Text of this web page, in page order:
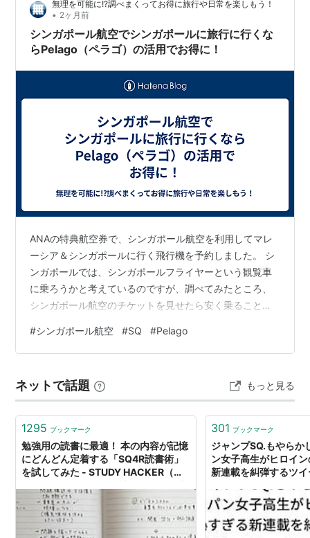
・久我壱星……山中健太
・久我壱流……山中翔太
かかわりの知能指数のこと。
Social Quotient（ソーシャル・クオシエント）社会と
のかかわりを指数にしたもの。
無理を可能に!?調べまくってお得に旅行や日常を楽しもう！
• 2ヶ月前
シンガポール航空でシンガポールに旅行に行くな
らPelago（ペラゴ）の活用でお得に！
ANAの特典航空券で、シンガポール航空を利用してマレ
ーシア＆シンガポールに行く飛行機を予約しました。 シ
ンガポールでは、シンガポールフライヤーという観覧車
に乗ろうかと考えているのですが、調べてみたところ、
シンガポール航空のチケットを見せたら安く乗ることが
どうやらPelago（ペラゴ）というアプリを活用すること
でお得にシンガポール旅行ができるのがわかりました。
回っていない（活用されていない）ようなので、ちょっ
と書いてみたいと思います。 Pelago（ペラゴ）について
Pelagoの特徴は…
#シンガポール航空 #SQ #Pelago
ネットで話題 もっと見る
1295 ブックマーク
勉強用の読書に最適！ 本の内容が記憶
にどんどん定着する「SQ4R読書術」
を試してみた - STUDY HACKER（ス
＆英語学習
301 ブックマーク
ジャンプSQ.もやらか
ン女子高生がヒロイ
新連載を糾弾するツ